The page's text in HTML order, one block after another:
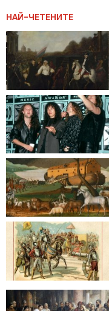
НАЙ-ЧЕТЕНИТЕ